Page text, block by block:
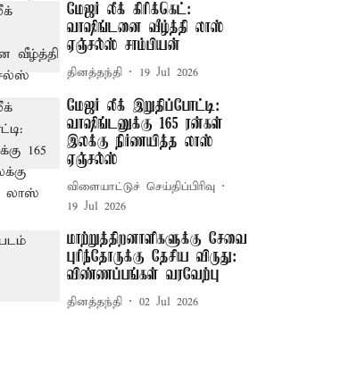
மேஜர் லீக் கிரிக்கெட்:
வாஷிங்டனை வீழ்த்தி லாஸ்
ஏஞ்சல்ஸ் சாம்பியன்
தினத்தந்தி 19 Jul 2026
மேஜர் லீக் இறுதிப்போட்டி:
வாஷிங்டனுக்கு 165 ரன்கள்
இலக்கு நிர்ணயித்த லாஸ்
ஏஞ்சல்ஸ்
விளையாட்டுச் செய்திப்பிரிவு
19 Jul 2026
மாற்றுத்திறனாளிகளுக்கு சேவை
புரிந்தோருக்கு தேசிய விருது:
விண்ணப்பங்கள் வரவேற்பு
தினத்தந்தி 02 Jul 2026